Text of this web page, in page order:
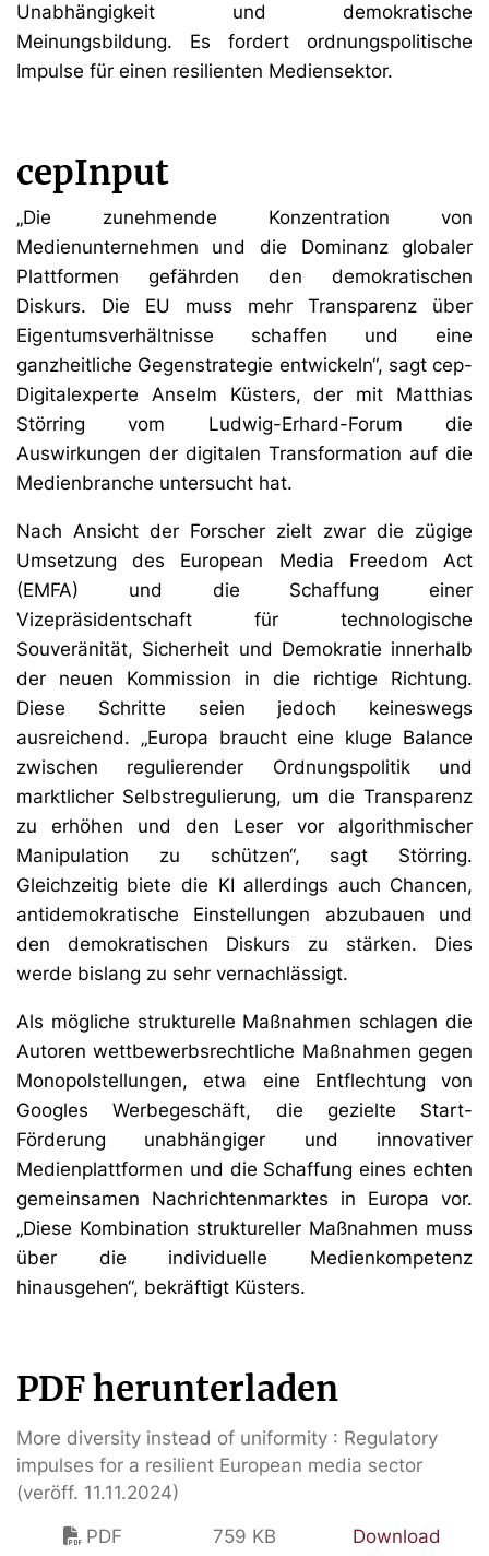
Unabhängigkeit und demokratische
Meinungsbildung. Es fordert ordnungspolitische
Impulse für einen resilienten Mediensektor.
cepInput
„Die zunehmende Konzentration von
Medienunternehmen und die Dominanz globaler
Plattformen gefährden den demokratischen
Diskurs. Die EU muss mehr Transparenz über
Eigentumsverhältnisse schaffen und eine
ganzheitliche Gegenstrategie entwickeln“, sagt cep-
Digitalexperte Anselm Küsters, der mit Matthias
Störring vom Ludwig-Erhard-Forum die
Auswirkungen der digitalen Transformation auf die
Medienbranche untersucht hat.
Nach Ansicht der Forscher zielt zwar die zügige
Umsetzung des European Media Freedom Act
(EMFA) und die Schaffung einer
Vizepräsidentschaft für technologische
Souveränität, Sicherheit und Demokratie innerhalb
der neuen Kommission in die richtige Richtung.
Diese Schritte seien jedoch keineswegs
ausreichend. „Europa braucht eine kluge Balance
zwischen regulierender Ordnungspolitik und
marktlicher Selbstregulierung, um die Transparenz
zu erhöhen und den Leser vor algorithmischer
Manipulation zu schützen“, sagt Störring.
Gleichzeitig biete die KI allerdings auch Chancen,
antidemokratische Einstellungen abzubauen und
den demokratischen Diskurs zu stärken. Dies
werde bislang zu sehr vernachlässigt.
Als mögliche strukturelle Maßnahmen schlagen die
Autoren wettbewerbsrechtliche Maßnahmen gegen
Monopolstellungen, etwa eine Entflechtung von
Googles Werbegeschäft, die gezielte Start-
Förderung unabhängiger und innovativer
Medienplattformen und die Schaffung eines echten
gemeinsamen Nachrichtenmarktes in Europa vor.
„Diese Kombination struktureller Maßnahmen muss
über die individuelle Medienkompetenz
hinausgehen“, bekräftigt Küsters.
PDF herunterladen
More diversity instead of uniformity : Regulatory
impulses for a resilient European media sector
(veröff. 11.11.2024)
PDF
759 KB Download